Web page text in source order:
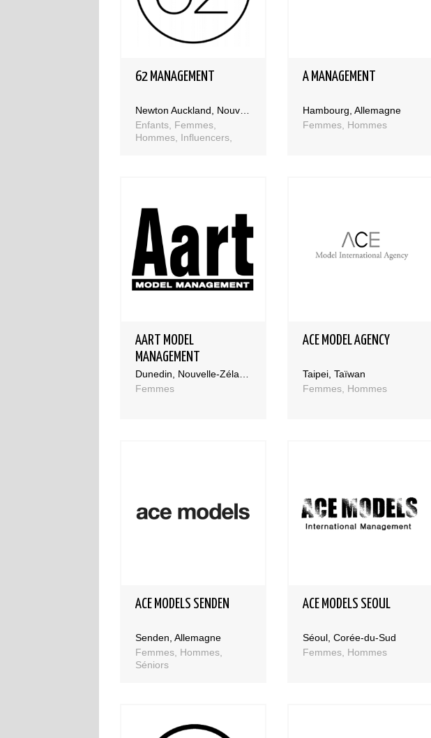
62 MANAGEMENT
Enfants, Femmes,
Hommes, Influencers,
A MANAGEMENT
Hambourg, Allemagne
Femmes, Hommes
AART MODEL
MANAGEMENT
Femmes
ACE MODEL AGENCY
Taipei, Taïwan
Femmes, Hommes
ACE MODELS SENDEN
Senden, Allemagne
Femmes, Hommes,
Séniors
ACE MODELS SEOUL
Séoul, Corée-du-Sud
Femmes, Hommes